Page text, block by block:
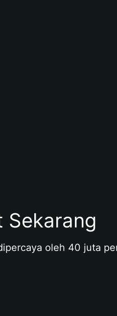
Sekarang
oleh 40 juta